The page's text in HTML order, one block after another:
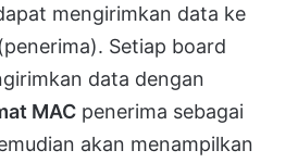
mengirimkan data ke
Setiap board
data dengan
MAC penerima sebagai
akan menampilkan